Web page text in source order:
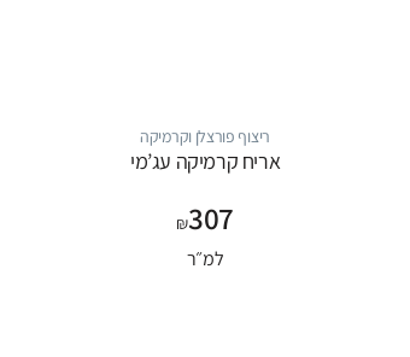
ריצוף פורצלן וקרמיקה
אריח קרמיקה עג’מי
₪307
למ״ר